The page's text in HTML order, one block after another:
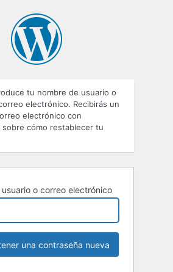
tu nombre de usuario o
electrónico. Recibirás un
electrónico con
cómo restablecer tu
o correo electrónico